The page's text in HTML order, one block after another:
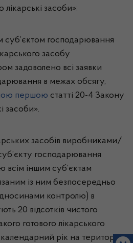
засоби»;
суб’єктом господарювання
засобу
задоволено всі заявки
в межах обсягу,
першою статті 20-4 Закону
засоби».
засобів виробниками/
господарювання
всім іншим суб’єктам
із ним безпосередньо
контролю) в
20 відсотків чистого
готового лікарського
рік на території